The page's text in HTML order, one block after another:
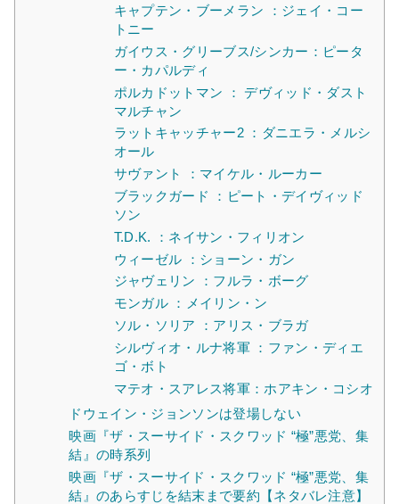
キャプテン・ブーメラン ：ジェイ・コー
トニー
ガイウス・グリーブス/シンカー：ピータ
ー・カパルディ
ポルカドットマン ： デヴィッド・ダスト
マルチャン
ラットキャッチャー2 ：ダニエラ・メルシ
オール
サヴァント ：マイケル・ルーカー
ブラックガード ：ピート・デイヴィッド
ソン
T.D.K. ：ネイサン・フィリオン
ウィーゼル ：ショーン・ガン
ジャヴェリン ：フルラ・ボーグ
モンガル ：メイリン・ン
ソル・ソリア ：アリス・ブラガ
シルヴィオ・ルナ将軍 ：ファン・ディエ
ゴ・ボト
マテオ・スアレス将軍：ホアキン・コシオ
ドウェイン・ジョンソンは登場しない
映画『ザ・スーサイド・スクワッド “極”悪党、集
結』の時系列
映画『ザ・スーサイド・スクワッド “極”悪党、集
結』のあらすじを結末まで要約【ネタバレ注意】